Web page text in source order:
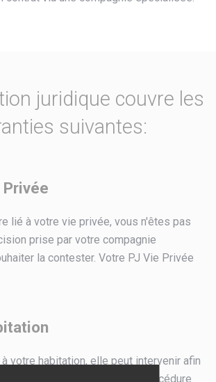
juridique couvre les
suivantes:
lié à votre vie privée, vous n'êtes pas
prise par votre compagnie
la contester. Votre PJ Vie Privée
votre habitation, elle peut intervenir afin
à l'amiable ou via une procédure